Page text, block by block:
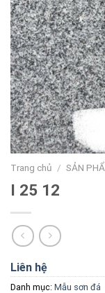
Trang chủ / SẢN
I 25 12
Liên hệ
Danh mục: Mẫu sơn đá